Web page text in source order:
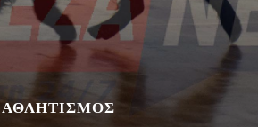
ΑΘΛΗΤΙΣΜΌΣ